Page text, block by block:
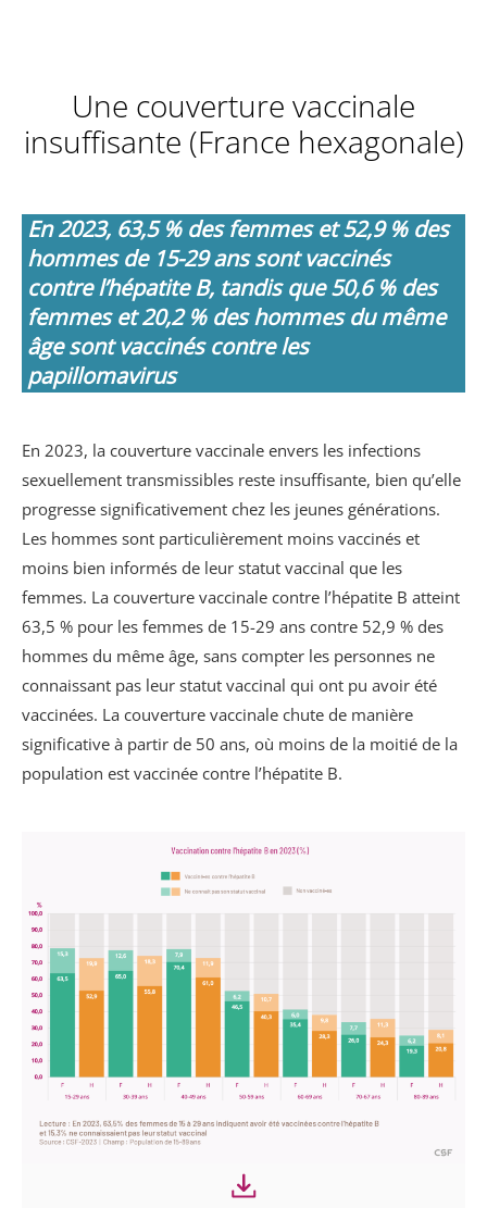
Une couverture vaccinale
insuffisante (France hexagonale)
En 2023, 63,5 % des femmes et 52,9 % des
hommes de 15-29 ans sont vaccinés
contre l’hépatite B, tandis que 50,6 % des
femmes et 20,2 % des hommes du même
âge sont vaccinés contre les
papillomavirus
En 2023, la couverture vaccinale envers les infections
sexuellement transmissibles reste insuffisante, bien qu’elle
progresse significativement chez les jeunes générations.
Les hommes sont particulièrement moins vaccinés et
moins bien informés de leur statut vaccinal que les
femmes. La couverture vaccinale contre l’hépatite B atteint
63,5 % pour les femmes de 15-29 ans contre 52,9 % des
hommes du même âge, sans compter les personnes ne
connaissant pas leur statut vaccinal qui ont pu avoir été
vaccinées. La couverture vaccinale chute de manière
significative à partir de 50 ans, où moins de la moitié de la
population est vaccinée contre l’hépatite B.